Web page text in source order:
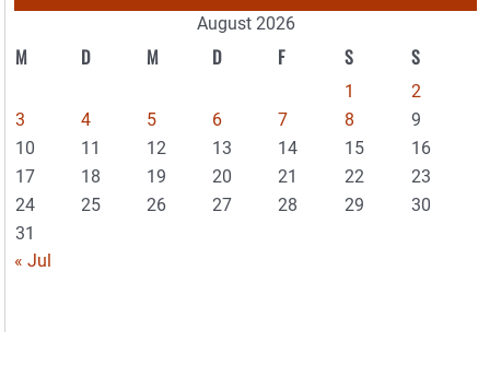
August 2026
M D M D F S S
1
2
3
4 5 6 7 8
9
10
11 12 13 14 15
16
17
18 19 20 21 22
23
24
25 26 27 28 29
30
31
« Jul